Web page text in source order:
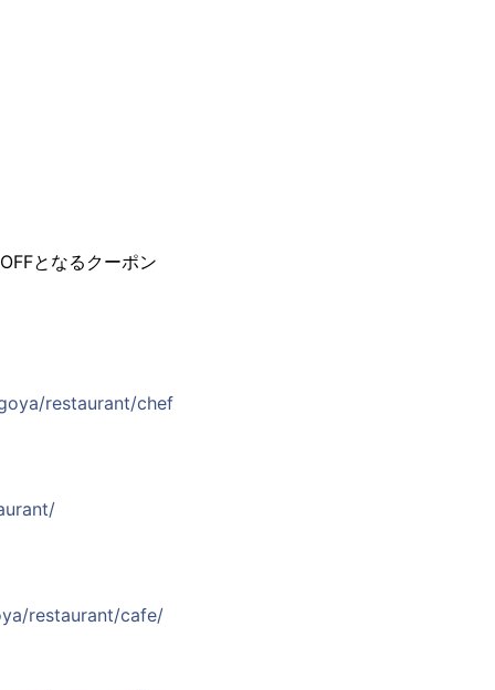
となるクーポン
restaurant/chef
restaurant/cafe/